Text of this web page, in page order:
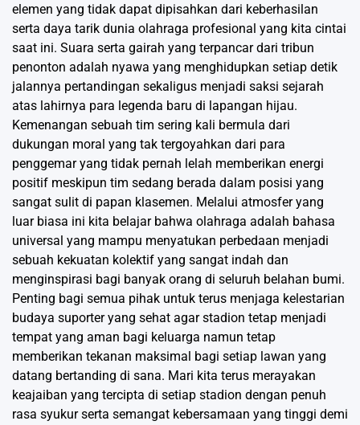
elemen yang tidak dapat dipisahkan dari keberhasilan
serta daya tarik dunia olahraga profesional yang kita cintai
saat ini. Suara serta gairah yang terpancar dari tribun
penonton adalah nyawa yang menghidupkan setiap detik
jalannya pertandingan sekaligus menjadi saksi sejarah
atas lahirnya para legenda baru di lapangan hijau.
Kemenangan sebuah tim sering kali bermula dari
dukungan moral yang tak tergoyahkan dari para
penggemar yang tidak pernah lelah memberikan energi
positif meskipun tim sedang berada dalam posisi yang
sangat sulit di papan klasemen. Melalui atmosfer yang
luar biasa ini kita belajar bahwa olahraga adalah bahasa
universal yang mampu menyatukan perbedaan menjadi
sebuah kekuatan kolektif yang sangat indah dan
menginspirasi bagi banyak orang di seluruh belahan bumi.
Penting bagi semua pihak untuk terus menjaga kelestarian
budaya suporter yang sehat agar stadion tetap menjadi
tempat yang aman bagi keluarga namun tetap
memberikan tekanan maksimal bagi setiap lawan yang
datang bertanding di sana. Mari kita terus merayakan
keajaiban yang tercipta di setiap stadion dengan penuh
rasa syukur serta semangat kebersamaan yang tinggi demi